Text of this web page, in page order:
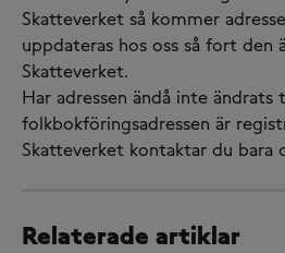
Skatteverket så kommer
uppdateras hos oss så fort den
Skatteverket.
Har adressen ändå inte
folkbokföringsadressen är
Skatteverket kontaktar du bara
Relaterade artiklar